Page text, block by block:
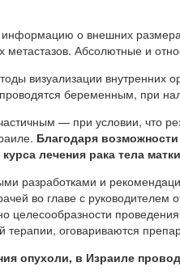
информацию о внешних
Абсолютные и
визуализации внутренних
беременным, при
— при условии, что
Благодаря
лечения рака тела
разработками и
во главе с
целесообразности
терапии, оговариваются
опухоли, в Израиле